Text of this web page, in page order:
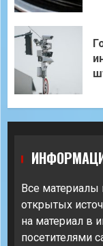
Все материалы
открытых
на материал в
посетителями